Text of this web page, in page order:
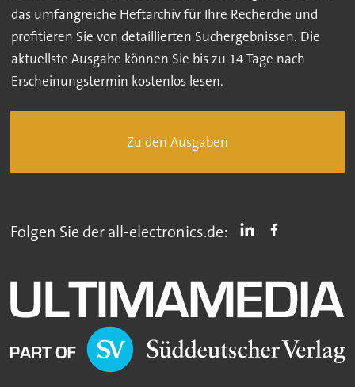
das umfangreiche Heftarchiv für Ihre Recherche und
profitieren Sie von detaillierten Suchergebnissen. Die
aktuellste Ausgabe können Sie bis zu 14 Tage nach
Erscheinungstermin kostenlos lesen.
Zu den Ausgaben
Folgen Sie der all-electronics.de: